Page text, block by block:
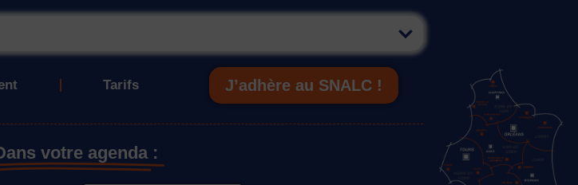
Tarifs J’adhère au SNALC !
votre agenda :